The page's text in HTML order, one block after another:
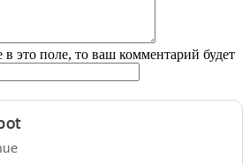
в это поле, то ваш комментарий будет